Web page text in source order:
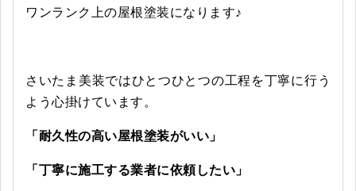
ワンランク上の屋根塗装になります♪
さいたま美装ではひとつひとつの工程を丁寧に行う
よう心掛けています。
「耐久性の高い屋根塗装がいい」
「丁寧に施工する業者に依頼したい」